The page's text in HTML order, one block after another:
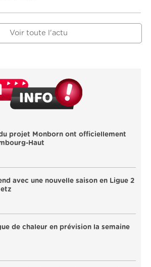
Voir toute l'actu
projet Monborn ont officiellement
Haut
avec une nouvelle saison en Ligue 2
de chaleur en prévision la semaine